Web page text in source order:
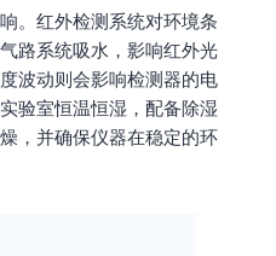
。红外检测系统对环境条
路系统吸水，影响红外光
波动则会影响检测器的电
验室恒温恒湿，配备除湿
，并确保仪器在稳定的环